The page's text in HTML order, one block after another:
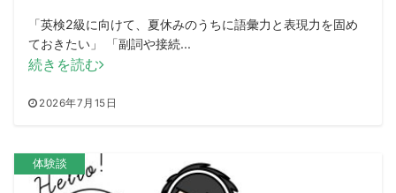
「英検2級に向けて、夏休みのうちに語彙力と表現力を固め
ておきたい」 「副詞や接続...
2026年7月15日
続きを読む
体験談